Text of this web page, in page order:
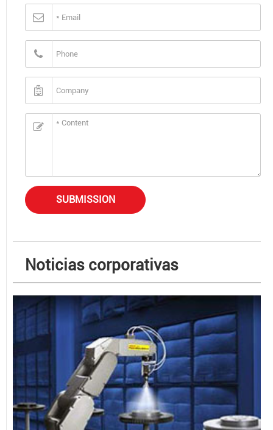
SUBMISSION
Noticias corporativas